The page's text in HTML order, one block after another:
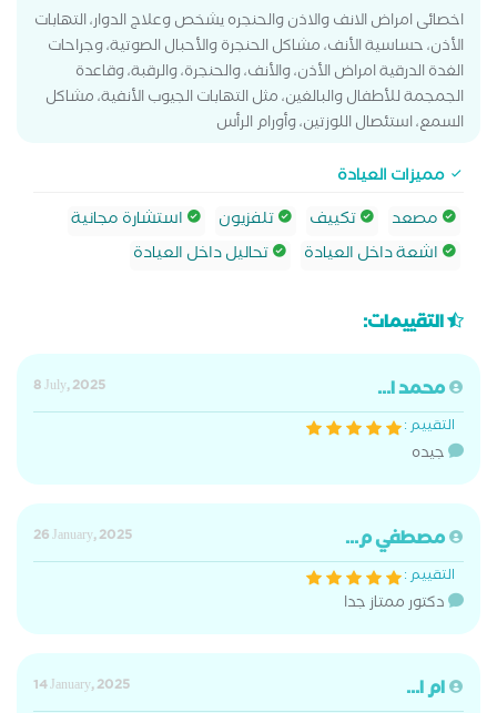
اخصائى امراض الانف والاذن والحنجره يشخص وعلاج الدوار، التهابات
الأذن، حساسية الأنف، مشاكل الحنجرة والأحبال الصوتية، وجراحات
الغدة الدرقية امراض الأذن، والأنف، والحنجرة، والرقبة، وقاعدة
الجمجمة للأطفال والبالغين، مثل التهابات الجيوب الأنفية، مشاكل
السمع، استئصال اللوزتين، وأورام الرأس
مميزات العيادة
مصعد
تكييف تلفزيون
استشارة مجانية
اشعة داخل العيادة
تحاليل داخل العيادة
التقييمات:
محمد ا...
8 July, 2025
التقييم :
جيده
مصطفي م...
26 January, 2025
التقييم :
دكتور ممتاز جدا
ام ا...
14 January, 2025